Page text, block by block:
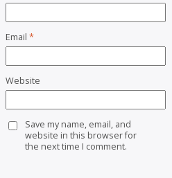
Email *
Website
Save my name, email, and
website in this browser for
the next time I comment.